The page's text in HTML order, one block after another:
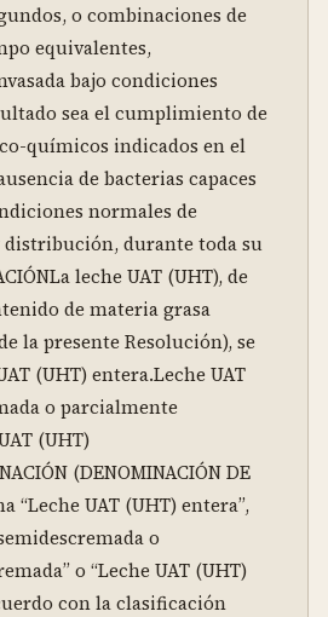
o combinaciones de
equivalentes,
bajo condiciones
sea el cumplimiento de
químicos indicados en el
de bacterias capaces
normales de
durante toda su
leche UAT (UHT), de
de materia grasa
la presente Resolución), se
(UHT) entera.Leche UAT
o parcialmente
(UHT)
(DENOMINACIÓN DE
“Leche UAT (UHT) entera”,
o
o “Leche UAT (UHT)
con la clasificación